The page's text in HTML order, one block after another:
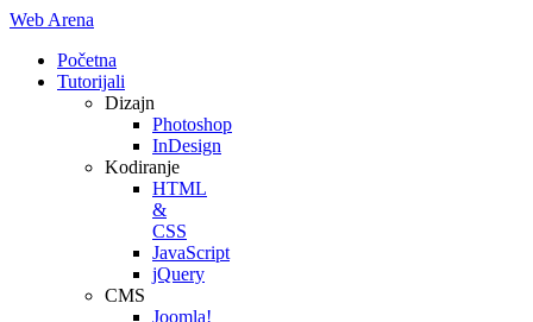
Web Arena
Početna
Tutorijali
Dizajn
Photoshop
InDesign
Kodiranje
HTML
&
CSS
JavaScript
jQuery
CMS
Joomla!